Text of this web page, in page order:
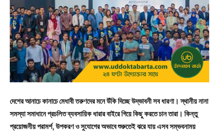
দেশের আনাচে কানাচে মেধাবী তরুণদের মনে উঁকি দিচ্ছে উদ্ভাবনী সব ধারণা। স্থানীয় নানা
সমস্যা সমাধানে প্রচলিত ব্যবসায়িক ধারার বাইরে গিয়ে কিছু করতে চান তারা। কিন্তু
প্রয়োজনীয় পরামর্শ, উপকরণ ও সুযোগের অভাবে শুরুতেই ঝরে যায় এসব সম্ভবনাময়